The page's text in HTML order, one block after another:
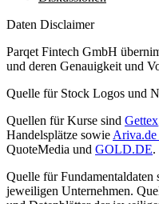
Daten Disclaimer
Parqet Fintech GmbH
und deren Genauigkeit und
Quelle für Stock Logos und
Quellen für Kurse sind Gettex
Handelsplätze sowie
QuoteMedia und GOLD.DE.
Quelle für Fundamentaldaten
jeweiligen Unternehmen.